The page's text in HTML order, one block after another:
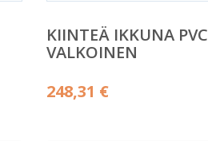
KIINTEÄ IKKUNA PVC
VALKOINEN
248,31 €